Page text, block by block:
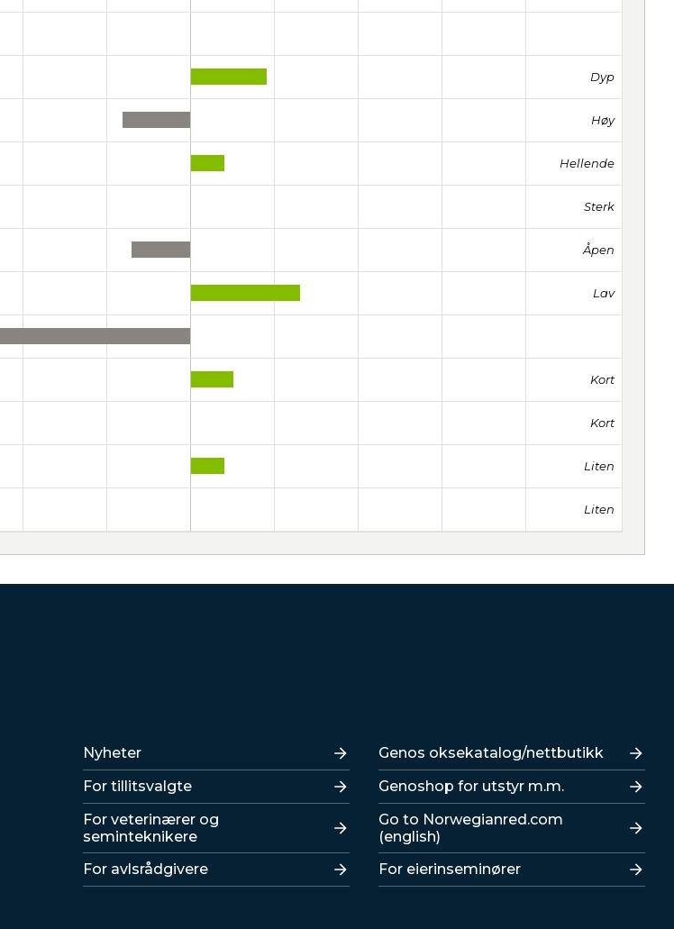
Dyp
Høy
Hellende
Sterk
Åpen
Lav
Kort
Kort
Liten
Liten
Lenker
Nyheter
For tillitsvalgte
For veterinærer og
seminteknikere
For avlsrådgivere
Lenker
Genos oksekatalog/nettbutikk
Genoshop for utstyr m.m.
Go to Norwegianred.com
(english)
For eierinseminører